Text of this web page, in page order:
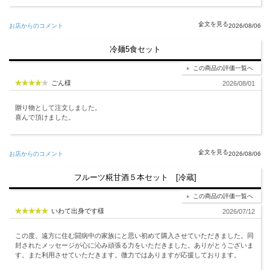
お店からのコメント 2026/08/06
冷麺5食セット
この商品の評価一覧へ
ごん様 2026/08/01
贈り物として注文しました。
喜んで頂けました。
お店からのコメント 2026/08/06
フルーツ糀甘酒５本セット [冷蔵]
この商品の評価一覧へ
いわて出身です様 2026/07/12
この度、遠方に住む闘病中の家族にと思い初めて購入させていただきました。同
封されたメッセージが心に沁み頑張る力をいただきました。ありがとうございま
す。また利用させていただきます。微力ではありますが応援しております。